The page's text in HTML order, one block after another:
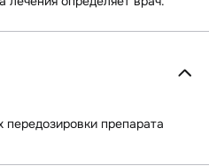
препарата